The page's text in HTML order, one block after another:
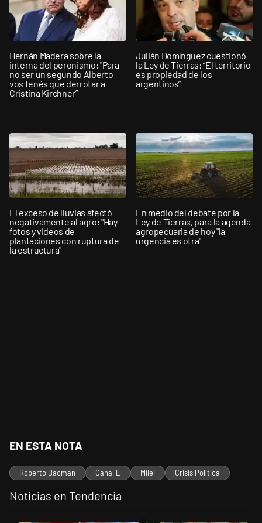
Hernán Madera sobre la
interna del peronismo: "Para
no ser un segundo Alberto
vos tenés que derrotar a
Cristina Kirchner”
Julián Domínguez cuestionó
la Ley de Tierras: “El territorio
es propiedad de los
argentinos”
El exceso de lluvias afectó
negativamente al agro: "Hay
fotos y videos de
plantaciones con ruptura de
la estructura"
En medio del debate por la
Ley de Tierras, para la agenda
agropecuaria de hoy "la
urgencia es otra"
EN ESTA NOTA
Roberto Bacman Canal E Milei Crisis Política
Noticias en Tendencia